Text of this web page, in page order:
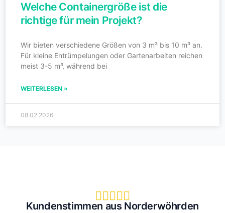
Welche Containergröße ist die
richtige für mein Projekt?
Wir bieten verschiedene Größen von 3 m³ bis 10 m³ an.
Für kleine Entrümpelungen oder Gartenarbeiten reichen
meist 3-5 m³, während bei
WEITERLESEN »
08.02.2026
    
Kundenstimmen aus Norderwöhrden